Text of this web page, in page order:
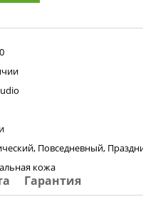
Повседневный,
кожа
Гарантия